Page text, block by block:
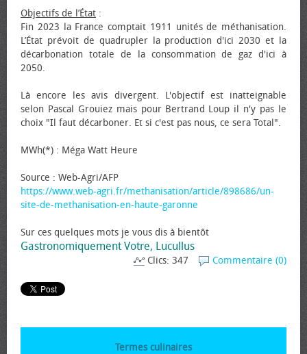
Objectifs de l’État :
Fin 2023 la France comptait 1911 unités de méthanisation.
L’État prévoit de quadrupler la production d'ici 2030 et la
décarbonation totale de la consommation de gaz d'ici à
2050.
Là encore les avis divergent. L'objectif est inatteignable
selon Pascal Grouiez mais pour Bertrand Loup il n'y pas le
choix "Il faut décarboner. Et si c'est pas nous, ce sera Total".
MWh(*) : Méga Watt Heure
Source : Web-Agri/AFP
https://www.web-agri.fr/methanisation/article/898686/un-
site-de-methanisation-en-haute-garonne
Sur ces quelques mots je vous dis à bientôt
Gastronomiquement Votre, Lucullus
Commentaire (0)
Clics: 347
Termes culinaires